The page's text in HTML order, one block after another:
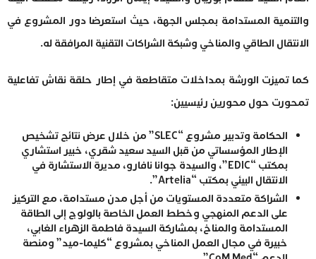
والتنمية المستدامة بمجلس الجهة، حيث استعرضا دور المشروع في
الانتقال الطاقي والمناخي وشبكة الشراكات التقنية المرافقة له.
كما تميزت الورشة بمداخلات متقاطعة في إطار حلقة نقاش تفاعلية
تمحورت حول محورين رئيسيين:
الحكامة وتدبير مشروع “SLEC” من خلال عرض نتائج تشخيص
الإطار المؤسساتي من قبل السيد سعيد شقري، خبير استشاري
بمكتب “EDIC”، والسيدة جوانا نافارو، مديرة الاستشارة في
الانتقال البيئي بمكتب “Artelia”.
الشراكة متعددة المستويات من أجل مدن مستدامة، مع التركيز
على الدعم المنهجي وخطط العمل الخاصة بالولوج إلى الطاقة
المستدامة والمناخ، بمشاركة السيدة فاطمة الزهراء الغابي،
خبيرة في مجال العمل المناخي بمشروع “كليما-ميد” ومنصة